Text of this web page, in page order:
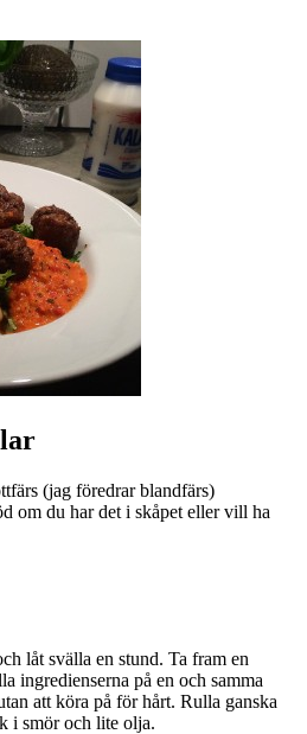
(jag föredrar blandfärs)
om du har det i skåpet eller vill ha
låt svälla en stund. Ta fram en
ingredienserna på en och samma
att köra på för hårt. Rulla ganska
i smör och lite olja.